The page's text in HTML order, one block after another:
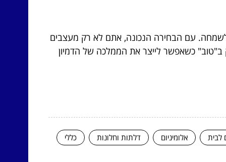
עם הבחירה הנכונה, אתם לא רק מעצבים
ב"טוב" כשאפשר לייצר את הממלכה של הדמיון
לבית אלומיניום דלתות וחלונות כללי